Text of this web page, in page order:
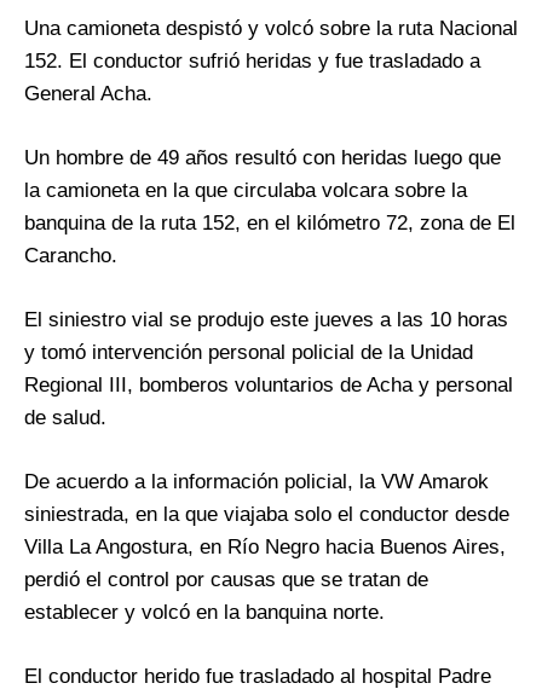
Una camioneta despistó y volcó sobre la ruta Nacional
152. El conductor sufrió heridas y fue trasladado a
General Acha.
Un hombre de 49 años resultó con heridas luego que
la camioneta en la que circulaba volcara sobre la
banquina de la ruta 152, en el kilómetro 72, zona de El
Carancho.
El siniestro vial se produjo este jueves a las 10 horas
y tomó intervención personal policial de la Unidad
Regional III, bomberos voluntarios de Acha y personal
de salud.
De acuerdo a la información policial, la VW Amarok
siniestrada, en la que viajaba solo el conductor desde
Villa La Angostura, en Río Negro hacia Buenos Aires,
perdió el control por causas que se tratan de
establecer y volcó en la banquina norte.
El conductor herido fue trasladado al hospital Padre